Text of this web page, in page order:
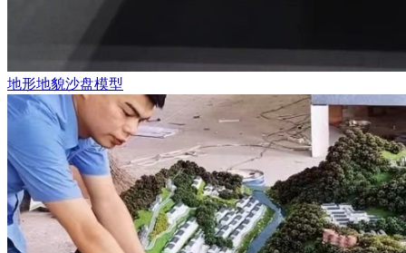
地形地貌沙盘模型